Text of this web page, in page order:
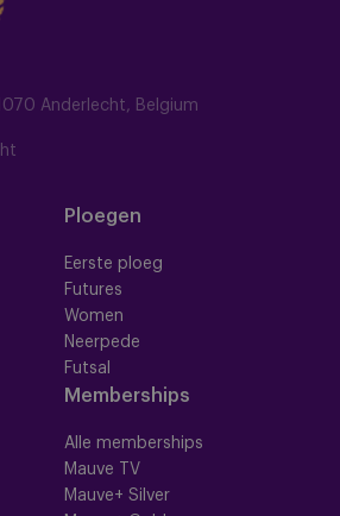
Anderlecht, Belgium
Ploegen
Eerste ploeg
Futures
Women
Neerpede
Futsal
Memberships
Alle memberships
Mauve TV
Mauve+ Silver